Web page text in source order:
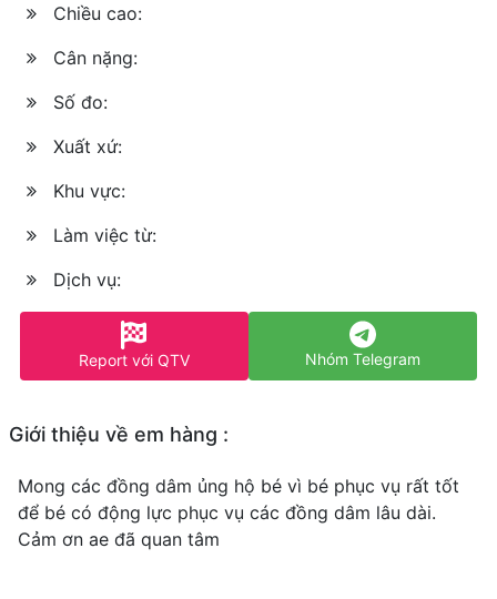
Chiều cao:
Cân nặng:
Số đo:
Xuất xứ:
Khu vực:
Làm việc từ:
Dịch vụ:
Report với QTV Nhóm Telegram
Giới thiệu về em hàng :
Mong các đồng dâm ủng hộ bé vì bé phục vụ rất tốt
để bé có động lực phục vụ các đồng dâm lâu dài.
Cảm ơn ae đã quan tâm